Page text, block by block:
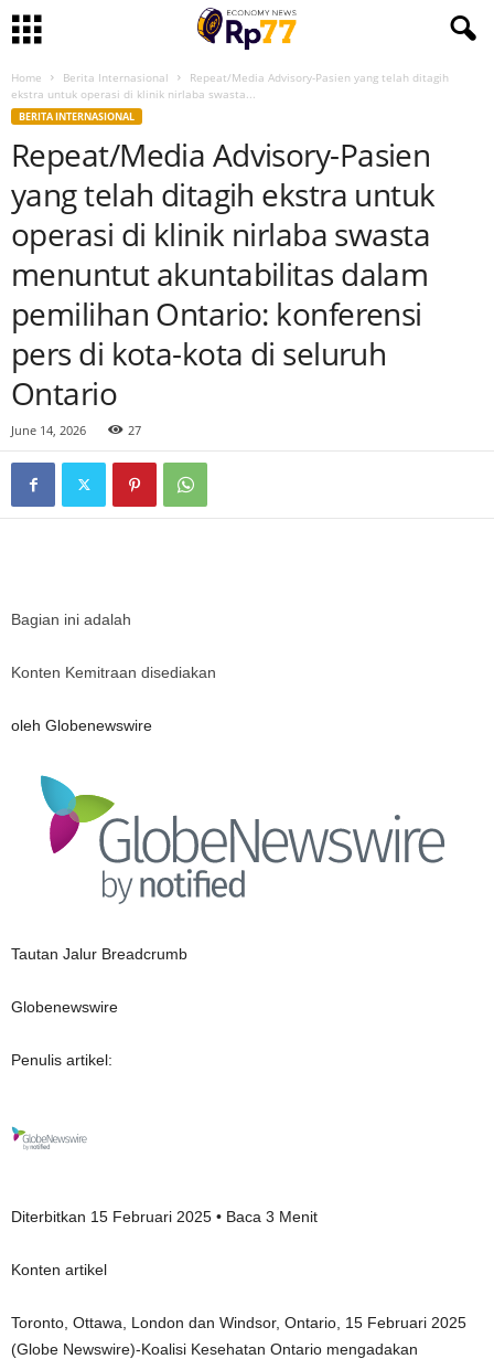
Home Berita Internasional
Repeat/Media Advisory-Pasien yang telah ditagih
ekstra untuk operasi di klinik nirlaba swasta...
BERITA INTERNASIONAL
Repeat/Media Advisory-Pasien
yang telah ditagih ekstra untuk
operasi di klinik nirlaba swasta
menuntut akuntabilitas dalam
pemilihan Ontario: konferensi
pers di kota-kota di seluruh
Ontario
June 14, 2026 27
Bagian ini adalah
Konten Kemitraan disediakan
oleh Globenewswire
Tautan Jalur Breadcrumb
Globenewswire
Penulis artikel:
Diterbitkan 15 Februari 2025 • Baca 3 Menit
Konten artikel
Toronto, Ottawa, London dan Windsor, Ontario, 15 Februari 2025
(Globe Newswire)-Koalisi Kesehatan Ontario mengadakan